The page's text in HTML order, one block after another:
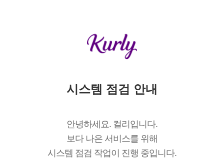
시스템 점검 안내
안녕하세요. 컬리입니다.
보다 나은 서비스를 위해
시스템 점검 작업이 진행 중입니다.